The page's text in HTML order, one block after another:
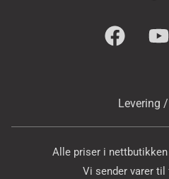
Levering
Alle priser i
Vi sender varer til